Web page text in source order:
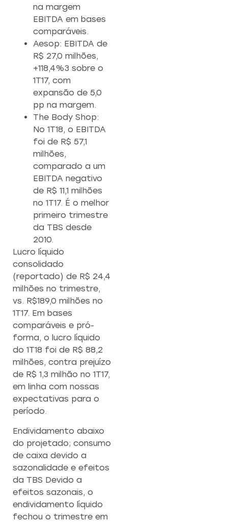
na margem
EBITDA em bases
comparáveis.
Aesop: EBITDA de
R$ 27,0 milhões,
+118,4%3 sobre o
1T17, com
expansão de 5,0
pp na margem.
The Body Shop:
No 1T18, o EBITDA
foi de R$ 57,1
milhões,
comparado a um
EBITDA negativo
de R$ 11,1 milhões
no 1T17. É o melhor
primeiro trimestre
da TBS desde
2010.
Lucro líquido
consolidado
(reportado) de R$ 24,4
milhões no trimestre,
vs. R$189,0 milhões no
1T17. Em bases
comparáveis e pró-
forma, o lucro líquido
do 1T18 foi de R$ 88,2
milhões, contra prejuízo
de R$ 1,3 milhão no 1T17,
em linha com nossas
expectativas para o
período.
Endividamento abaixo
do projetado; consumo
de caixa devido a
sazonalidade e efeitos
da TBS Devido a
efeitos sazonais, o
endividamento líquido
fechou o trimestre em